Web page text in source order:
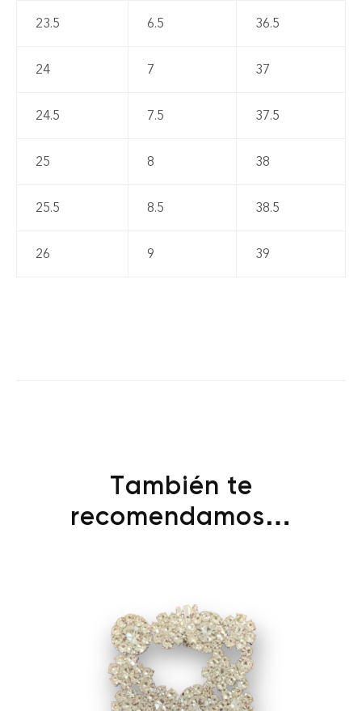
23.5 6.5 36.5
24 7 37
24.5 7.5 37.5
25 8 38
25.5 8.5 38.5
26 9 39
También te
recomendamos…